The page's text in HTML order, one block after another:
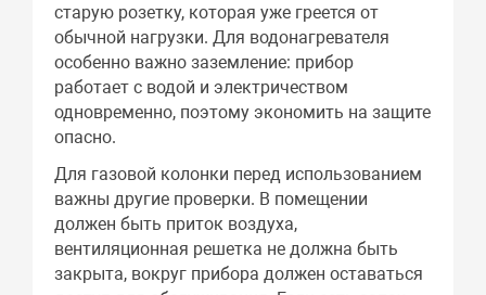
старую розетку, которая уже греется от
обычной нагрузки. Для водонагревателя
особенно важно заземление: прибор
работает с водой и электричеством
одновременно, поэтому экономить на защите
опасно.
Для газовой колонки перед использованием
важны другие проверки. В помещении
должен быть приток воздуха,
вентиляционная решетка не должна быть
закрыта, вокруг прибора должен оставаться